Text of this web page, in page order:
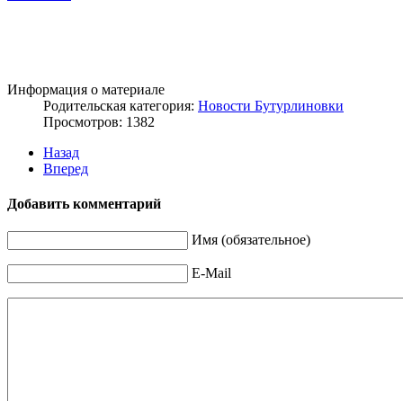
Информация о материале
Родительская категория: Новости Бутурлиновки
Просмотров: 1382
Назад
Вперед
Добавить комментарий
Имя (обязательное)
E-Mail